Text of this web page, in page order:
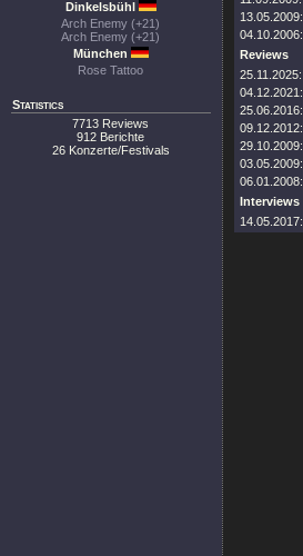
Dinkelsbühl
Arch Enemy (+21)
Arch Enemy (+21)
München
Rose Tattoo
Statistics
7713 Reviews
912 Berichte
26 Konzerte/Festivals
13.05.2009:
04.10.2006:
Reviews
25.11.2025:
04.12.2021:
25.06.2016:
09.12.2012:
29.10.2009:
03.05.2009:
06.01.2008:
Interviews
14.05.2017: